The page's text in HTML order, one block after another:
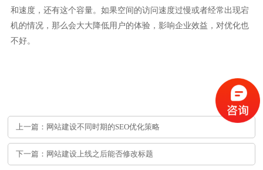
和速度，还有这个容量。如果空间的访问速度过慢或者经常出现宕
机的情况，那么会大大降低用户的体验，影响企业效益，对优化也
不好。
上一篇：网站建设不同时期的SEO优化策略
下一篇：网站建设上线之后能否修改标题